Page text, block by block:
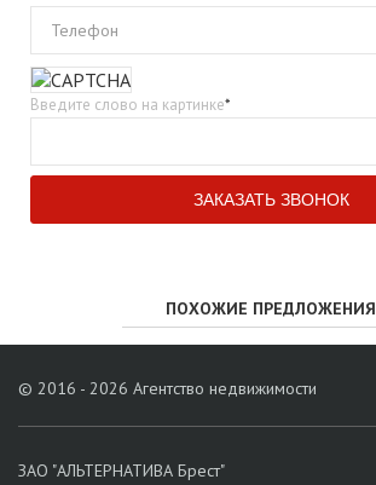
Телефон
Введите слово на картинке*
ПОХОЖИЕ ПРЕДЛОЖЕНИЯ
© 2016 - 2026 Агентство недвижимости
ЗАО "АЛЬТЕРНАТИВА Брест"